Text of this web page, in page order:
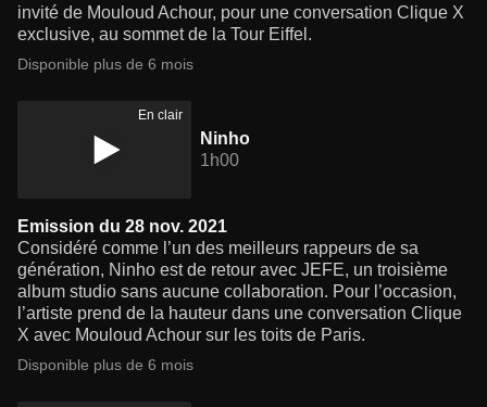
invité de Mouloud Achour, pour une conversation Clique X
exclusive, au sommet de la Tour Eiffel.
Disponible plus de 6 mois
En clair
Ninho
1h00
Emission du 28 nov. 2021
Considéré comme l’un des meilleurs rappeurs de sa
génération, Ninho est de retour avec JEFE, un troisième
album studio sans aucune collaboration. Pour l’occasion,
l’artiste prend de la hauteur dans une conversation Clique
X avec Mouloud Achour sur les toits de Paris.
Disponible plus de 6 mois